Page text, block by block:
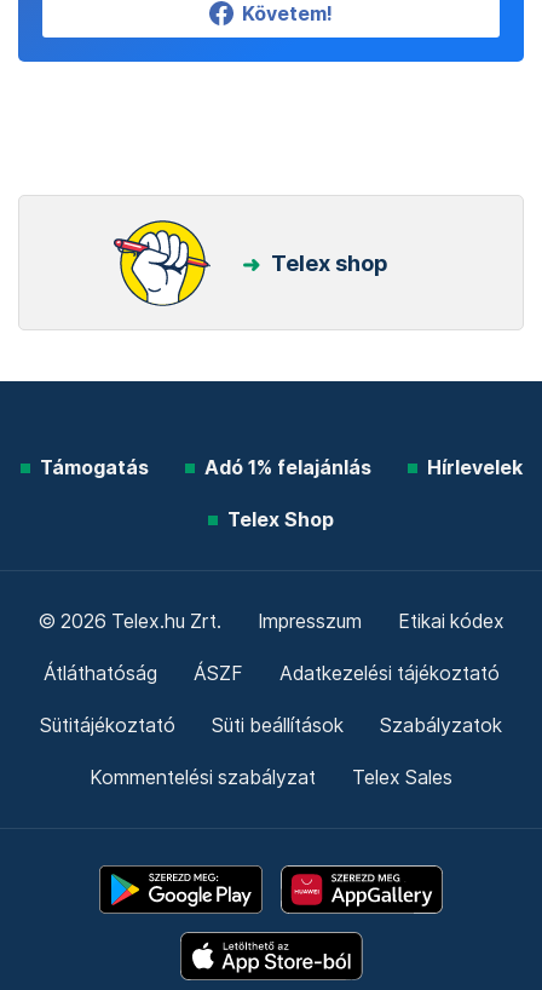
Követem!
Telex shop
Támogatás Adó 1% felajánlás Hírlevelek
Telex Shop
© 2026 Telex.hu Zrt. Impresszum Etikai kódex
Átláthatóság ÁSZF Adatkezelési tájékoztató
Sütitájékoztató Süti beállítások Szabályzatok
Kommentelési szabályzat Telex Sales